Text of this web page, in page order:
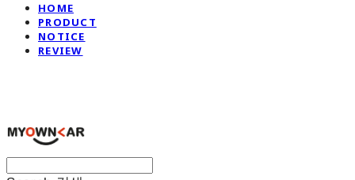
HOME
PRODUCT
NOTICE
REVIEW